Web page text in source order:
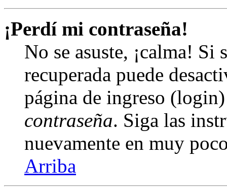
¡Perdí mi contraseña!
No se asuste, ¡calma! Si
recuperada puede
página de ingreso
contraseña. Siga las
nuevamente en muy
Arriba